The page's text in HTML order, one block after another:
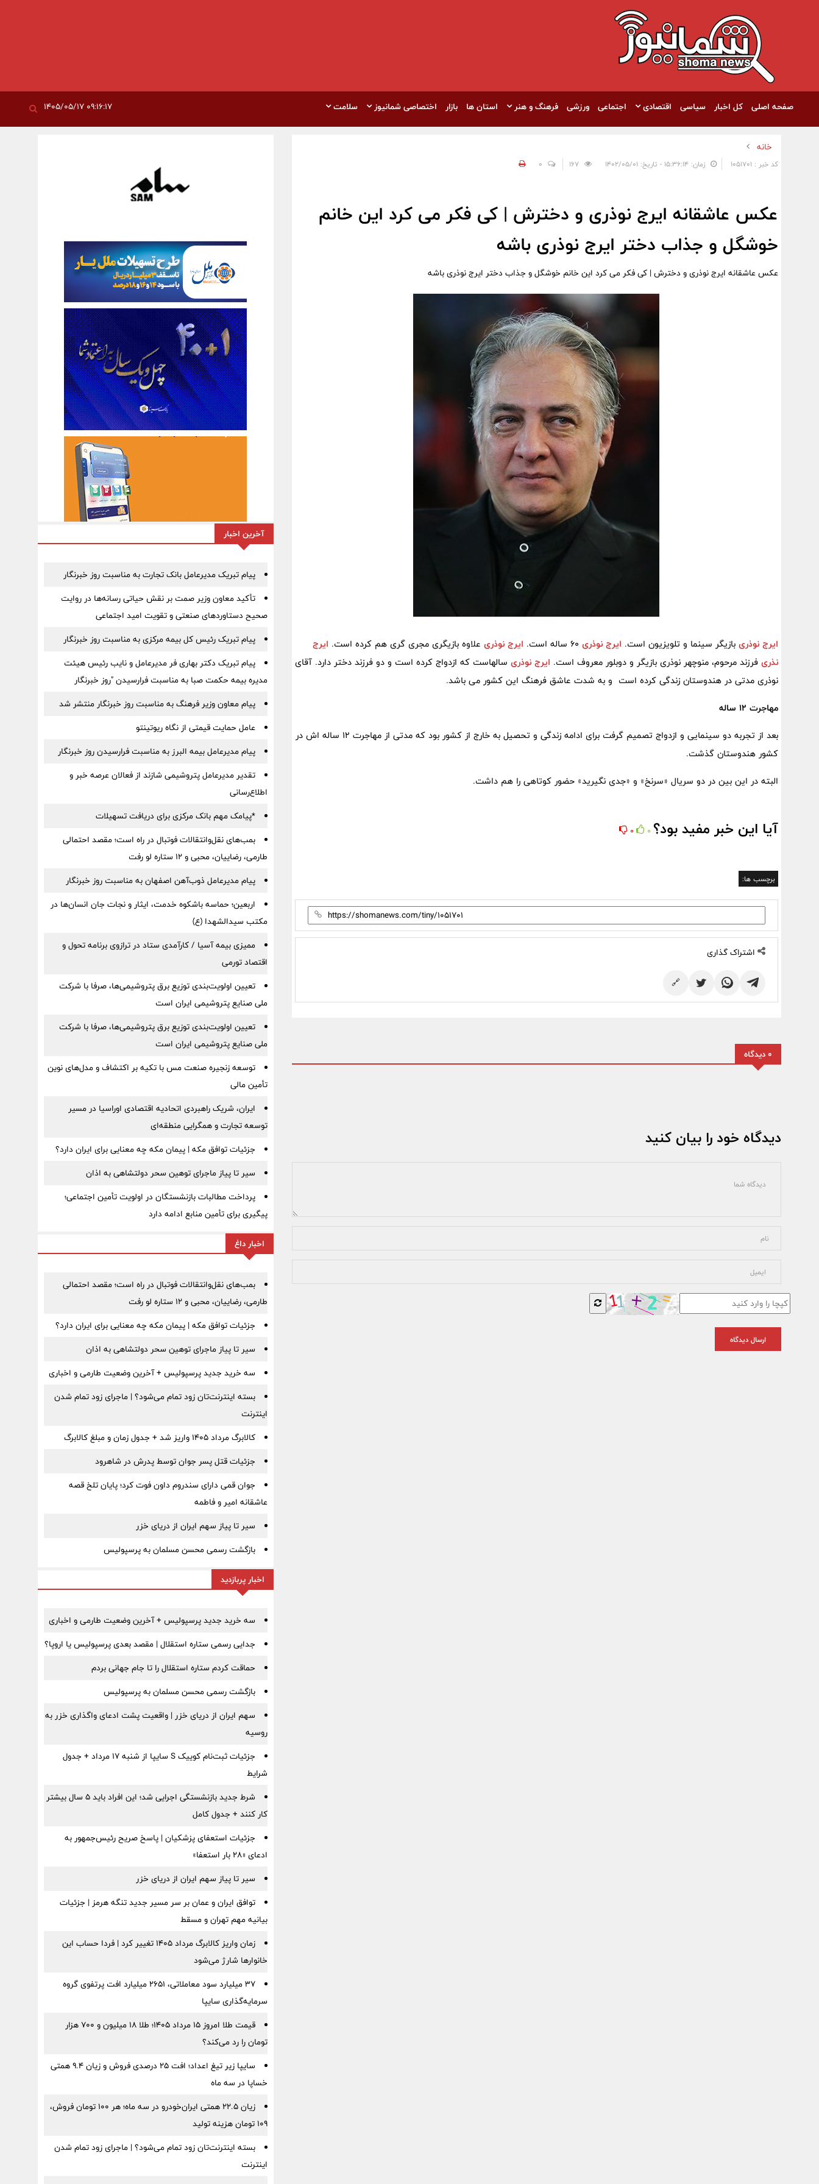
صفحه اصلی کل اخبار سیاسی اقتصادی اجتماعی ورزشی فرهنگ و هنر استان ها بازار اختصاصی شمانیوز سلامت
خانه
کد خبر : 1051701 زمان: ۱۵:۳۶:۱۴ - تاریخ: ۱۴۰۲/۰۵/۰۱ 0
عکس عاشقانه ایرج نوذری و دخترش | کی فکر می کرد این خانم
خوشگل و جذاب دختر ایرج نوذری باشه
عکس عاشقانه ایرج نوذری و دخترش | کی فکر می کرد این خانم خوشگل و جذاب دختر ایرج نوذری باشه
ایرج نوذری بازیگر سینما و تلویزیون است. ایرج نوذری ایرج نوذری علاوه بازیگری مجری گری هم کرده است. ایرج
نذری فرزند مرحوم، منوچهر نوذری بازیگر و دوبلور معروف است. ایرج نوذری سالهاست که ازدواج کرده است و دو فرزند دختر دارد. آقای
نوذری مدتی در هندوستان زندگی کرده است و به شدت عاشق فرهنگ این کشور می باشد.
مهاجرت 12 ساله
بعد از تجربه دو سینمایی و ازدواج تصمیم گرفت برای ادامه زندگی و تحصیل به خارج از کشور بود که مدتی از مهاجرت 12 ساله اش در
کشور هندوستان گذشت.
البته در این بین در دو سریال «سرنخ» و «جدی نگیرید» حضور کوتاهی را هم داشت.
آیا این خبر مفید بود؟ 0
0
برچسب ها:
اشتراک گذاری
🔗
0 دیدگاه
دیدگاه خود را بیان کنید
ارسال دیدگاه
آخرین اخبار
پیام تبریک مدیرعامل بانک تجارت به مناسبت روز خبرنگار
تأکید معاون وزیر صمت بر نقش حیاتی رسانه‌ها در روایت
صحیح دستاوردهای صنعتی و تقویت امید اجتماعی
پیام تبریک رئیس کل بیمه مرکزی به مناسبت روز خبرنگار
پیام تبریک دکتر بهاری فر مدیرعامل و نایب رئیس هیئت
مدیره بیمه حکمت صبا به مناسبت فرارسیدن "روز خبرنگار
پیام معاون وزیر فرهنگ به مناسبت روز خبرنگار منتشر شد
عامل حمایت قیمتی از نگاه ریوتینتو
پیام مدیرعامل بیمه البرز به مناسبت فرارسیدن روز خبرنگار
تقدیر مدیرعامل پتروشیمی شازند از فعالان عرصه خبر و
اطلاع‌رسانی
*پیامک مهم بانک مرکزی برای دریافت تسهیلات
بمب‌های نقل‌وانتقالات فوتبال در راه است؛ مقصد احتمالی
طارمی، رضاییان، محبی و ۱۲ ستاره لو رفت
پیام مدیرعامل ذوب‌آهن اصفهان به مناسبت روز خبرنگار
اربعین؛ حماسه باشکوه خدمت، ایثار و نجات جان انسان‌ها در
مکتب سیدالشهدا (ع)
ممیزی بیمه آسیا / کارآمدی ستاد در ترازوی برنامه تحول و
اقتصاد تورمی
تعیین اولویت‌بندی توزیع برق پتروشیمی‌ها، صرفا با شرکت
ملی صنایع پتروشیمی ایران است
تعیین اولویت‌بندی توزیع برق پتروشیمی‌ها، صرفا با شرکت
ملی صنایع پتروشیمی ایران است
توسعه زنجیره صنعت مس با تکیه بر اکتشاف و مدل‌های نوین
تأمین مالی
ایران، شریک راهبردی اتحادیه اقتصادی اوراسیا در مسیر
توسعه تجارت و همگرایی منطقه‌ای
جزئیات توافق مکه | پیمان مکه چه معنایی برای ایران دارد؟
سیر تا پیاز ماجرای توهین سحر دولتشاهی به اذان
پرداخت مطالبات بازنشستگان در اولویت تأمین اجتماعی؛
پیگیری برای تأمین منابع ادامه دارد
اخبار داغ
بمب‌های نقل‌وانتقالات فوتبال در راه است؛ مقصد احتمالی
طارمی، رضاییان، محبی و ۱۲ ستاره لو رفت
جزئیات توافق مکه | پیمان مکه چه معنایی برای ایران دارد؟
سیر تا پیاز ماجرای توهین سحر دولتشاهی به اذان
سه خرید جدید پرسپولیس + آخرین وضعیت طارمی و اخباری
بسته اینترنت‌تان زود تمام می‌شود؟ | ماجرای زود تمام شدن
اینترنت
کالابرگ مرداد ۱۴۰۵ واریز شد + جدول زمان و مبلغ کالابرگ
جزئیات قتل پسر جوان توسط پدرش در شاهرود
جوان قمی دارای سندروم داون فوت کرد؛ پایان تلخ قصه
عاشقانه امیر و فاطمه
سیر تا پیاز سهم ایران از دریای خزر
بازگشت رسمی محسن مسلمان به پرسپولیس
اخبار پربازدید
سه خرید جدید پرسپولیس + آخرین وضعیت طارمی و اخباری
جدایی رسمی ستاره استقلال | مقصد بعدی پرسپولیس یا اروپا؟
حماقت کردم ستاره استقلال را تا جام جهانی بردم
بازگشت رسمی محسن مسلمان به پرسپولیس
سهم ایران از دریای خزر | واقعیت پشت ادعای واگذاری خزر به
روسیه
جزئیات ثبت‌نام کوییک S سایپا از شنبه ۱۷ مرداد + جدول
شرایط
شرط جدید بازنشستگی اجرایی شد؛ این افراد باید ۵ سال بیشتر
کار کنند + جدول کامل
جزئیات استعفای پزشکیان | پاسخ صریح رئیس‌جمهور به
ادعای «۲۸ بار استعفا»
سیر تا پیاز سهم ایران از دریای خزر
توافق ایران و عمان بر سر مسیر جدید تنگه هرمز | جزئیات
بیانیه مهم تهران و مسقط
زمان واریز کالابرگ مرداد ۱۴۰۵ تغییر کرد | فردا حساب این
خانوارها شارژ می‌شود
۳۷ میلیارد سود معاملاتی، ۲۶۵۱ میلیارد افت پرتفوی گروه
سرمایه‌گذاری سایپا
قیمت طلا امروز ۱۵ مرداد ۱۴۰۵؛ طلا ۱۸ میلیون و ۷۰۰ هزار
تومان را رد می‌کند؟
سایپا زیر تیغ اعداد؛ افت ۲۵ درصدی فروش و زیان ۹.۴ همتی
خساپا در سه ماه
زیان ۲۲.۵ همتی ایران‌خودرو در سه ماه؛ هر ۱۰۰ تومان فروش،
۱۰۹ تومان هزینه تولید
بسته اینترنت‌تان زود تمام می‌شود؟ | ماجرای زود تمام شدن
اینترنت